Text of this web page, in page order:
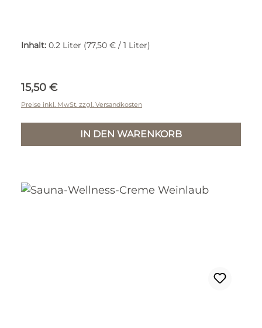
Inhalt: 0.2 Liter (77,50 € / 1 Liter)
Regulärer Preis:
15,50 €
Preise inkl. MwSt. zzgl. Versandkosten
IN DEN WARENKORB